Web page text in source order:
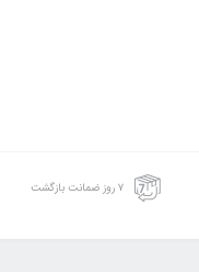
۷ روز ضمانت بازگشت